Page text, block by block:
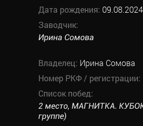
Дата рождения: 09.08.2024
Заводчик:
Ирина Сомова
Владелец: Ирина Сомова
Номер РКФ / регистрации:
Список побед:
2 место, МАГНИТКА.
группе)